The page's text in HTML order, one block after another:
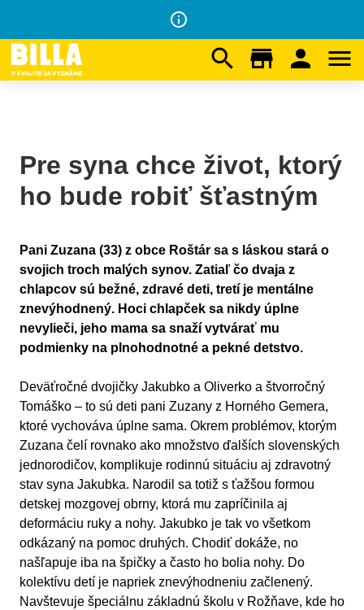
info_outline
search store person menu
Na domovskú stránku Chlebodarca 3. ročník
/
Pre syna chce život, ktorý ho bude robiť šťastným
Pre syna chce život, ktorý
ho bude robiť šťastným
Pani Zuzana (33) z obce Roštár sa s láskou stará o
svojich troch malých synov. Zatiaľ čo dvaja z
chlapcov sú bežné, zdravé deti, tretí je mentálne
znevýhodnený. Hoci chlapček sa nikdy úplne
nevylieči, jeho mama sa snaží vytvárať mu
podmienky na plnohodnotné a pekné detstvo.
Deväťročné dvojičky Jakubko a Oliverko a štvorročný
Tomáško – to sú deti pani Zuzany z Horného Gemera,
ktoré vychováva úplne sama. Okrem problémov, ktorým
Zuzana čelí rovnako ako množstvo ďalších slovenských
jednorodičov, komplikuje rodinnú situáciu aj zdravotný
stav syna Jakubka. Narodil sa totiž s ťažšou formou
detskej mozgovej obrny, ktorá mu zapríčinila aj
deformáciu ruky a nohy. Jakubko je tak vo všetkom
odkázaný na pomoc druhých. Chodiť dokáže, no
našľapuje iba na špičky a často ho bolia nohy. Do
kolektívu detí je napriek znevýhodneniu začlenený.
Navštevuje špeciálnu základnú školu v Rožňave, kde ho